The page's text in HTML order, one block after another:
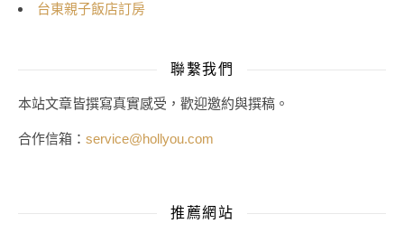
台東親子飯店訂房
聯繫我們
本站文章皆撰寫真實感受，歡迎邀約與撰稿。
合作信箱： service@hollyou.com
推薦網站